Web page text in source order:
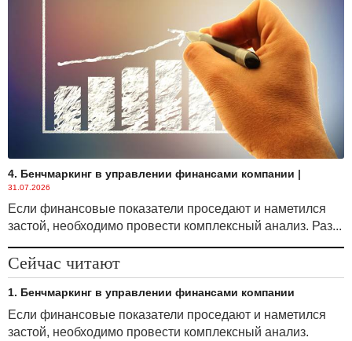
4. Бенчмаркинг в управлении финансами компании |
31.07.2026
Если финансовые показатели проседают и наметился
застой, необходимо провести комплексный анализ. Раз...
Сейчас читают
1. Бенчмаркинг в управлении финансами компании
Если финансовые показатели проседают и наметился
застой, необходимо провести комплексный анализ.